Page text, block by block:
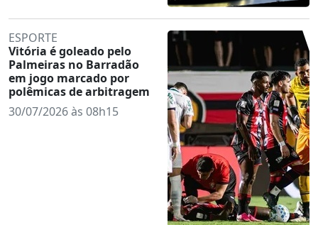
ESPORTE
Vitória é goleado pelo
Palmeiras no Barradão
em jogo marcado por
polêmicas de arbitragem
30/07/2026 às 08h15